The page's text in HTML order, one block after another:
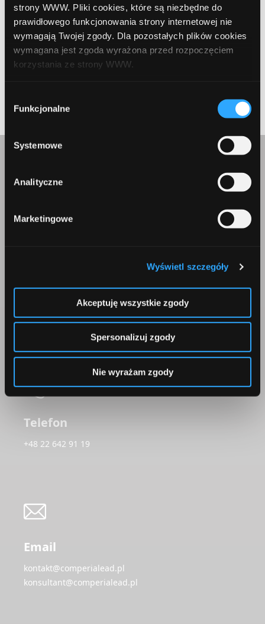
strony WWW. Pliki cookies, które są niezbędne do
prawidłowego funkcjonowania strony internetowej nie
wymagają Twojej zgody. Dla pozostałych plików cookies
wymagana jest zgoda wyrażona przed rozpoczęciem
korzystania ze strony WWW.
formy korzystania z plików cookies. Więcej:
Polityka
zgody
Funkcjonalne
Systemowe
Analityczne
Marketingowe
Wyświetl szczegóły
Akceptuję wszystkie zgody
Spersonalizuj zgody
Nie wyrażam zgody
Skontaktuj się z nami
Comperia.pl S.A.
ul. Konstruktorska 13
02-673 Warszawa
Telefon
+48 22 642 91 19
Email
kontakt@comperialead.pl
konsultant@comperialead.pl